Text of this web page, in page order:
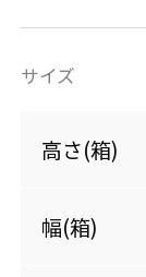
サイズ
高さ(箱)
幅(箱)